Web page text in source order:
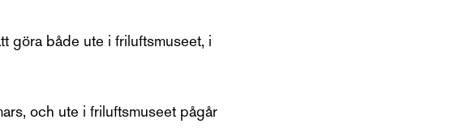
göra både ute i friluftsmuseet, i
och ute i friluftsmuseet pågår